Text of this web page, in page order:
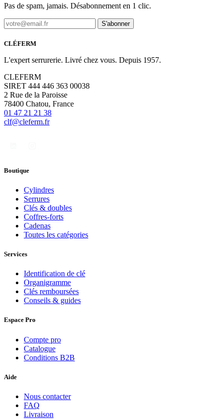
Pas de spam, jamais. Désabonnement en 1 clic.
S'abonner
CLÉFERM
L'expert serrurerie. Livré chez vous. Depuis 1957.
CLEFERM
SIRET 444 446 363 00038
2 Rue de la Paroisse
78400 Chatou, France
01 47 21 21 38
clf@cleferm.fr
Boutique
Cylindres
Serrures
Clés & doubles
Coffres-forts
Cadenas
Toutes les catégories
Services
Identification de clé
Organigramme
Clés remboursées
Conseils & guides
Espace Pro
Compte pro
Catalogue
Conditions B2B
Aide
Nous contacter
FAQ
Livraison